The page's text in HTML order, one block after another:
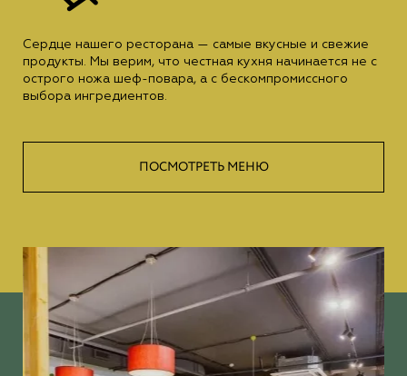
Сердце нашего ресторана — самые вкусные и свежие
продукты. Мы верим, что честная кухня начинается не с
острого ножа шеф-повара, а с бескомпромиссного
выбора ингредиентов.
ПОСМОТРЕТЬ МЕНЮ